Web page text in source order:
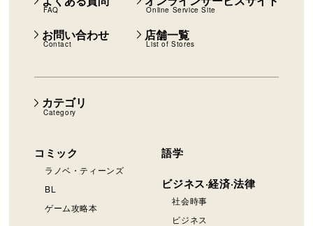
カテゴリ
Category
コミック
ラノベ・ティーンズ
BL
ゲーム攻略本
語学
ビジネス·経済·法律
社会時事
ビジネス
FAQ Online Service Site
お問い合わせ
Contact
店舗一覧
List of Stores